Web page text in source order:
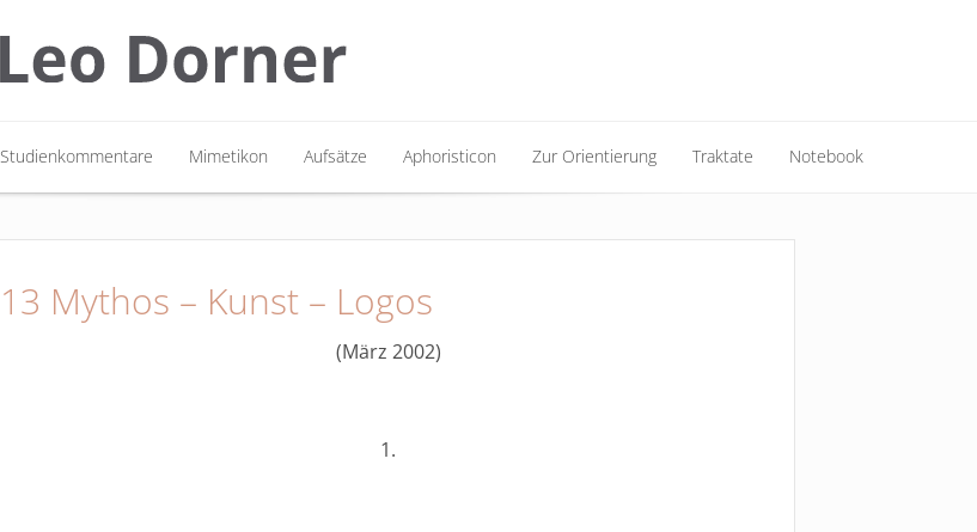
Studienkommentare Mimetikon Aufsätze Aphoristicon Zur Orientierung Traktate Notebook
13 Mythos – Kunst – Logos
(März 2002)
1.